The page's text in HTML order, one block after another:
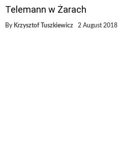
Telemann w Żarach
By Krzysztof Tuszkiewicz 2 August 2018